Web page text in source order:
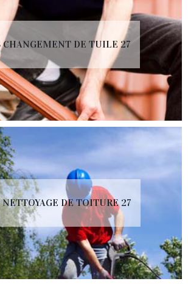
CHANGEMENT DE TUILE 27
DE TOITURE 27